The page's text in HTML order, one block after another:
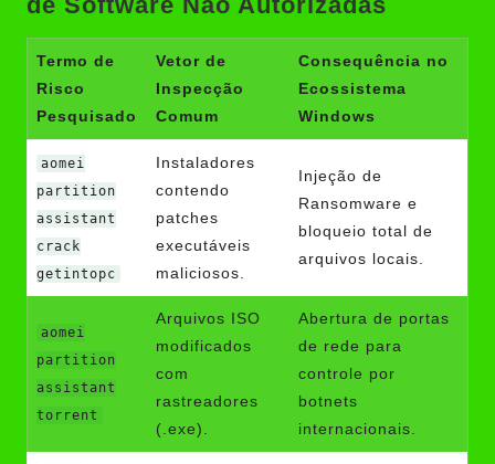
Termo de
Risco
Pesquisado
Vetor de
Inspecção
Comum
Consequência no
Ecossistema
Windows
aomei
partition
assistant
crack
getintopc
Instaladores
contendo
patches
executáveis
maliciosos.
Injeção de
Ransomware e
bloqueio total de
arquivos locais.
aomei
partition
assistant
torrent
Arquivos ISO
modificados
com
rastreadores
(.exe).
Abertura de portas
de rede para
controle por
botnets
internacionais.